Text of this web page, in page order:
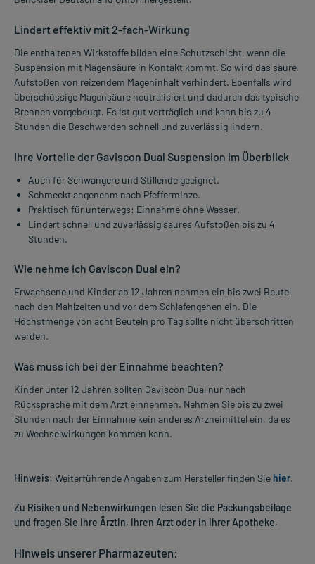
Lindert effektiv mit 2-fach-Wirkung
Die enthaltenen Wirkstoffe bilden eine Schutzschicht, wenn die
Suspension mit Magensäure in Kontakt kommt. So wird das saure
Aufstoßen von reizendem Mageninhalt verhindert. Ebenfalls wird
überschüssige Magensäure neutralisiert und dadurch das typische
Brennen vorgebeugt. Es ist gut verträglich und kann bis zu 4
Stunden die Beschwerden schnell und zuverlässig lindern.
Ihre Vorteile der Gaviscon Dual Suspension im Überblick
Auch für Schwangere und Stillende geeignet.
Schmeckt angenehm nach Pfefferminze.
Praktisch für unterwegs: Einnahme ohne Wasser.
Lindert schnell und zuverlässig saures Aufstoßen bis zu 4
Stunden.
Wie nehme ich Gaviscon Dual ein?
Erwachsene und Kinder ab 12 Jahren nehmen ein bis zwei Beutel
nach den Mahlzeiten und vor dem Schlafengehen ein. Die
Höchstmenge von acht Beuteln pro Tag sollte nicht überschritten
werden.
Was muss ich bei der Einnahme beachten?
Kinder unter 12 Jahren sollten Gaviscon Dual nur nach
Rücksprache mit dem Arzt einnehmen. Nehmen Sie bis zu zwei
Stunden nach der Einnahme kein anderes Arzneimittel ein, da es
zu Wechselwirkungen kommen kann.
Hinweis: Weiterführende Angaben zum Hersteller finden Sie hier.
Zu Risiken und Nebenwirkungen lesen Sie die Packungsbeilage
und fragen Sie Ihre Ärztin, Ihren Arzt oder in Ihrer Apotheke.
Hinweis unserer Pharmazeuten: